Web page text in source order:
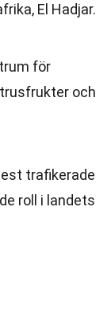
El Hadjar.
för
och
trafikerade
roll i landets